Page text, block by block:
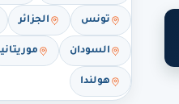
تونس الجزائر
السودان
هولندا